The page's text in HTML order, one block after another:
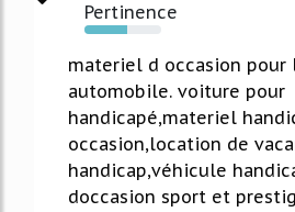
Pertinence
56%
materiel d occasion pour
automobile. voiture pour
handicapé,materiel
occasion,location de
handicap,véhicule
doccasion sport et